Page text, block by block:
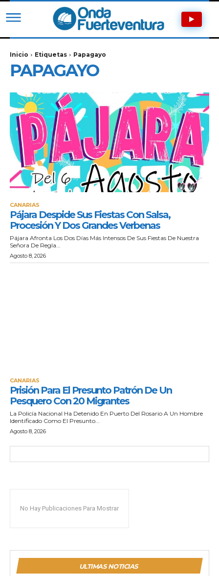
Inicio Etiquetas Papagayo
PAPAGAYO
CANARIAS
Pájara Despide Sus Fiestas Con Salsa,
Procesión Y Dos Grandes Verbenas
Pájara Afronta Los Dos Días Más Intensos De Sus Fiestas De Nuestra
Señora De Regla...
Agosto 8, 2026
CANARIAS
Prisión Para El Presunto Patrón De Un
Pesquero Con 20 Migrantes
La Policía Nacional Ha Detenido En Puerto Del Rosario A Un Hombre
Identificado Como El Presunto...
Agosto 8, 2026
No Hay Publicaciones Para Mostrar
ULTIMAS NOTICIAS